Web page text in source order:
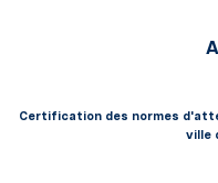
Certification des normes
ville